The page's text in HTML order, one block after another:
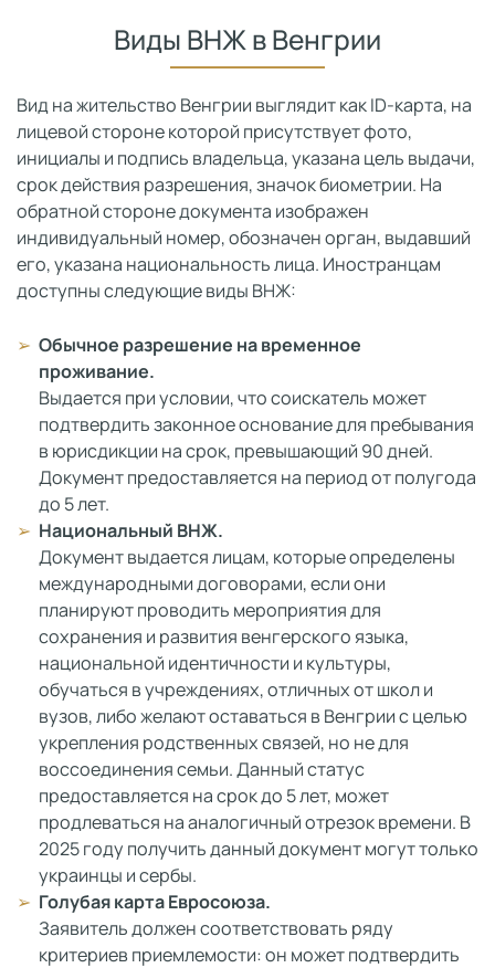
Виды ВНЖ в Венгрии
Вид на жительство Венгрии выглядит как ID-карта, на
лицевой стороне которой присутствует фото,
инициалы и подпись владельца, указана цель выдачи,
срок действия разрешения, значок биометрии. На
обратной стороне документа изображен
индивидуальный номер, обозначен орган, выдавший
его, указана национальность лица. Иностранцам
доступны следующие виды ВНЖ:
Обычное разрешение на временное
проживание.
Выдается при условии, что соискатель может
подтвердить законное основание для пребывания
в юрисдикции на срок, превышающий 90 дней.
Документ предоставляется на период от полугода
до 5 лет.
Национальный ВНЖ.
Документ выдается лицам, которые определены
международными договорами, если они
планируют проводить мероприятия для
сохранения и развития венгерского языка,
национальной идентичности и культуры,
обучаться в учреждениях, отличных от школ и
вузов, либо желают оставаться в Венгрии с целью
укрепления родственных связей, но не для
воссоединения семьи. Данный статус
предоставляется на срок до 5 лет, может
продлеваться на аналогичный отрезок времени. В
2025 году получить данный документ могут только
украинцы и сербы.
Голубая карта Евросоюза.
Заявитель должен соответствовать ряду
критериев приемлемости: он может подтвердить